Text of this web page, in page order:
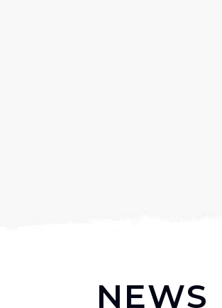
NEWS